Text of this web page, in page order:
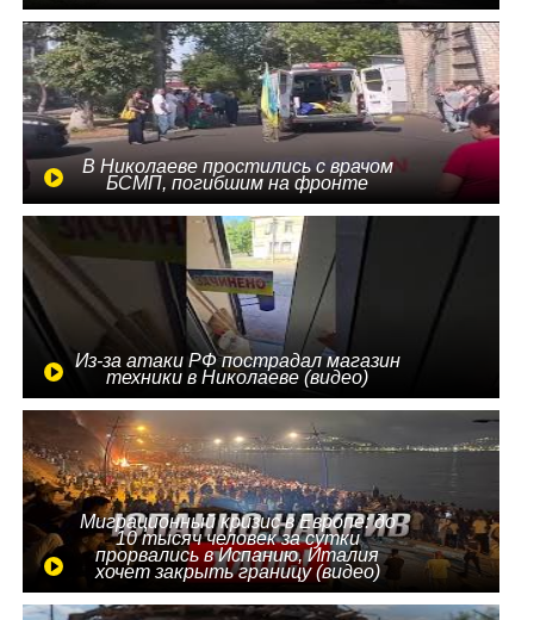
В Николаеве простились с врачом
БСМП, погибшим на фронте
Из-за атаки РФ пострадал магазин
техники в Николаеве (видео)
Миграционный кризис в Европе: до
10 тысяч человек за сутки
прорвались в Испанию, Италия
хочет закрыть границу (видео)